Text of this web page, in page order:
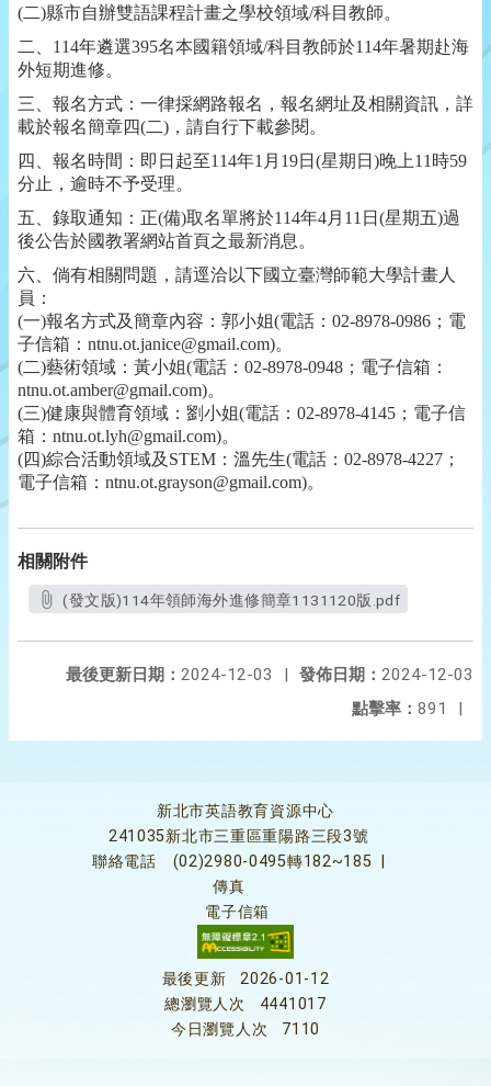
(二)縣市自辦雙語課程計畫之學校領域/科目教師。
二、114年遴選395名本國籍領域/科目教師於114年暑期赴海
外短期進修。
三、報名方式：一律採網路報名，報名網址及相關資訊，詳
載於報名簡章四(二)，請自行下載參閱。
四、報名時間：即日起至114年1月19日(星期日)晚上11時59
分止，逾時不予受理。
五、錄取通知：正(備)取名單將於114年4月11日(星期五)過
後公告於國教署網站首頁之最新消息。
六、倘有相關問題，請逕洽以下國立臺灣師範大學計畫人
員：
(一)報名方式及簡章內容：郭小姐(電話：02-8978-0986；電
子信箱：ntnu.ot.janice@gmail.com)。
(二)藝術領域：黃小姐(電話：02-8978-0948；電子信箱：
ntnu.ot.amber@gmail.com)。
(三)健康與體育領域：劉小姐(電話：02-8978-4145；電子信
箱：ntnu.ot.lyh@gmail.com)。
(四)綜合活動領域及STEM：溫先生(電話：02-8978-4227；
電子信箱：ntnu.ot.grayson@gmail.com)。
相關附件
(發文版)114年領師海外進修簡章1131120版.pdf
發佈日期： 2024-12-03
最後更新日期： 2024-12-03
|
點擊率： 891 |
新北市英語教育資源中心
241035新北市三重區重陽路三段3號
聯絡電話
(02)2980-0495轉182~185
傳真
電子信箱
最後更新
2026-01-12
總瀏覽人次
4441017
今日瀏覽人次
7110